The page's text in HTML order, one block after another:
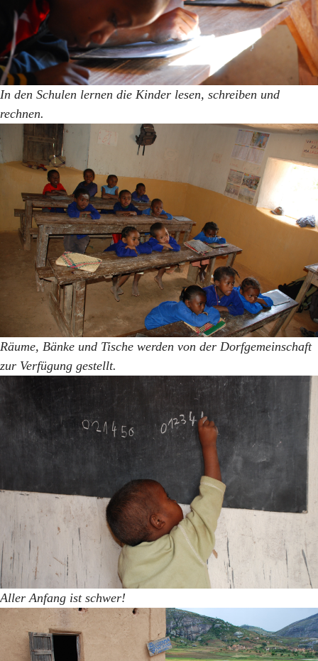
In den Schulen lernen die Kinder lesen, schreiben und
rechnen.
Räume, Bänke und Tische werden von der Dorfgemeinschaft
zur Verfügung gestellt.
Aller Anfang ist schwer!